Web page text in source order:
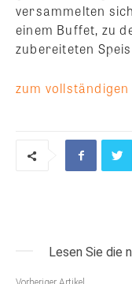
versammelten
einem Buffet, zu
zubereiteten
zum vollständigen
Lesen Sie die